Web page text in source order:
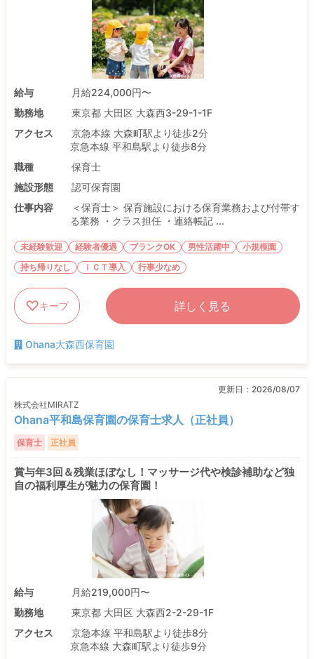
給与
月給224,000円〜
勤務地
東京都 大田区 大森西3-29-1-1F
アクセス
京急本線 大森町駅より徒歩2分
京急本線 平和島駅より徒歩8分
職種
保育士
施設形態
認可保育園
仕事内容
＜保育士＞ 保育施設における保育業務および付帯す
る業務 ・クラス担任 ・連絡帳記 ...
未経験歓迎 経験者優遇 ブランクOK 男性活躍中
小規模園
持ち帰りなし
ＩＣＴ導入 行事少なめ
キープ 詳しく見る
Ohana大森西保育園
更新日： 2026/08/07
株式会社MIRATZ
Ohana平和島保育園の保育士求人（正社員）
保育士 正社員
賞与年3回＆残業ほぼなし！マッサージ代や検診補助など独
自の福利厚生が魅力の保育園！
給与
月給219,000円〜
勤務地
東京都 大田区 大森西2-2-29-1F
アクセス
京急本線 平和島駅より徒歩8分
京急本線 大森町駅より徒歩9分